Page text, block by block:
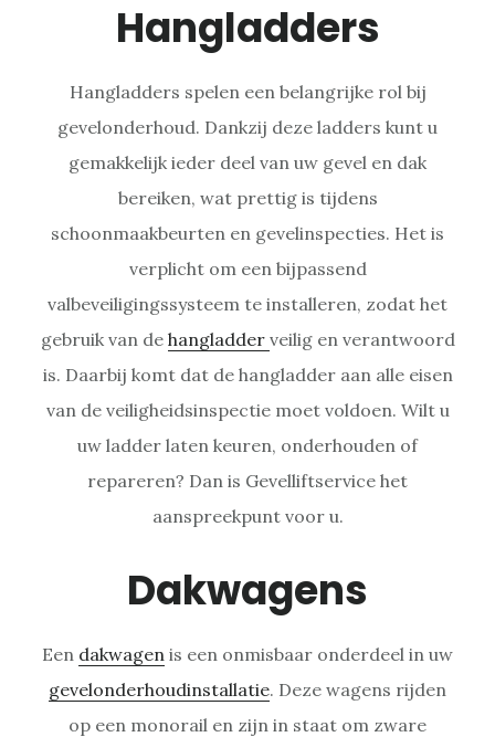
Hangladders
Hangladders spelen een belangrijke rol bij
gevelonderhoud. Dankzij deze ladders kunt u
gemakkelijk ieder deel van uw gevel en dak
bereiken, wat prettig is tijdens
schoonmaakbeurten en gevelinspecties. Het is
verplicht om een bijpassend
valbeveiligingssysteem te installeren, zodat het
gebruik van de hangladder veilig en verantwoord
is. Daarbij komt dat de hangladder aan alle eisen
van de veiligheidsinspectie moet voldoen. Wilt u
uw ladder laten keuren, onderhouden of
repareren? Dan is Gevelliftservice het
aanspreekpunt voor u.
Dakwagens
Een dakwagen is een onmisbaar onderdeel in uw
gevelonderhoudinstallatie. Deze wagens rijden
op een monorail en zijn in staat om zware